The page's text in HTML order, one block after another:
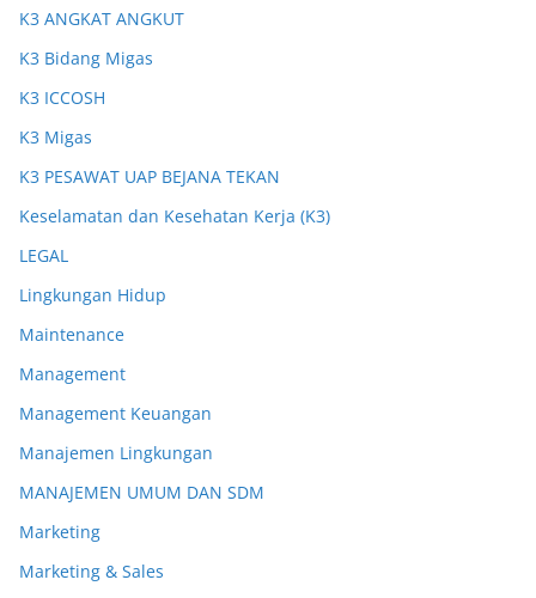
K3 ANGKAT ANGKUT
K3 Bidang Migas
K3 ICCOSH
K3 Migas
K3 PESAWAT UAP BEJANA TEKAN
Keselamatan dan Kesehatan Kerja (K3)
LEGAL
Lingkungan Hidup
Maintenance
Management
Management Keuangan
Manajemen Lingkungan
MANAJEMEN UMUM DAN SDM
Marketing
Marketing & Sales